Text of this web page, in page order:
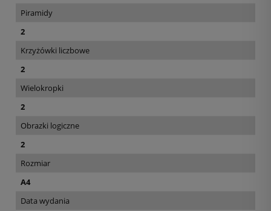
Piramidy
2
Krzyżówki liczbowe
2
Wielokropki
2
Obrazki logiczne
2
Rozmiar
A4
Data wydania